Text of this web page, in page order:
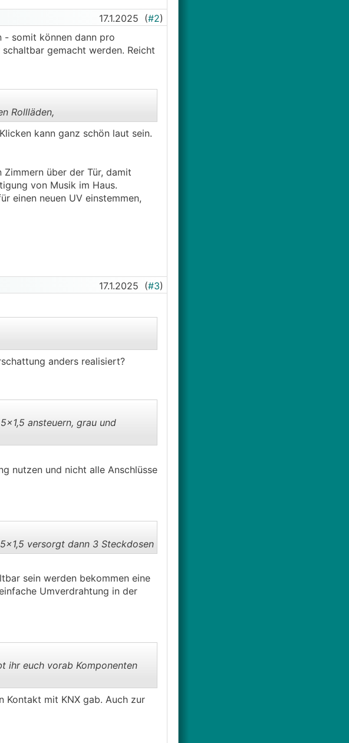
17.1.2025 (#2)
- somit können dann pro
gemacht werden. Reicht
Rollläden,
kann ganz schön laut sein.
über der Tür, damit
von Musik im Haus.
einen neuen UV einstemmen,
17.1.2025 (#3)
anders realisiert?
ansteuern, grau und
nutzen und nicht alle Anschlüsse
versorgt dann 3 Steckdosen
sein werden bekommen eine
Umverdrahtung in der
ihr euch vorab Komponenten
Kontakt mit KNX gab. Auch zur